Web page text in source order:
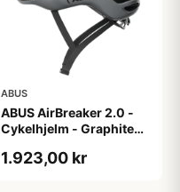
ABUS
ABUS AirBreaker 2.0 -
Cykelhjelm - Graphite
1.923,00 kr